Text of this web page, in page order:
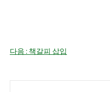
다음 : 책갈피 삽입